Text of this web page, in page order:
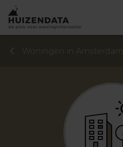
Woningen in Amsterdam